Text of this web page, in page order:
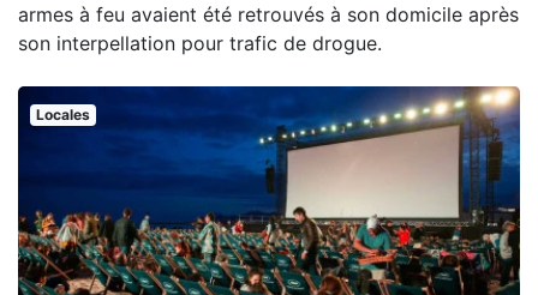
armes à feu avaient été retrouvés à son domicile après
son interpellation pour trafic de drogue.
Locales